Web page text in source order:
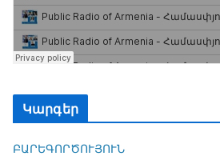
Կարգեր
ԲԱՐԵԳՈՐԾՈՒՅՈՒՆ